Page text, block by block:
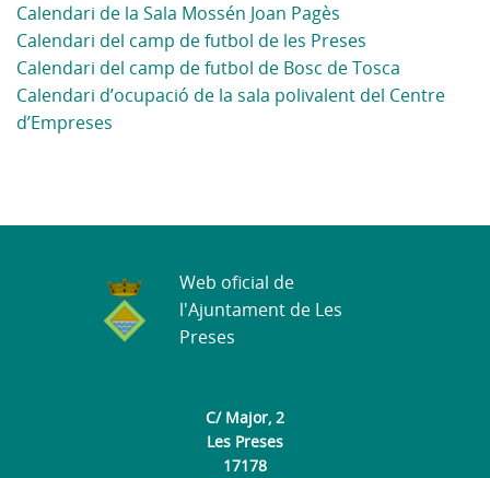
Calendari de la Sala Mossén Joan Pagès
Calendari del camp de futbol de les Preses
Calendari del camp de futbol de Bosc de Tosca
Calendari d’ocupació de la sala polivalent del Centre
d’Empreses
C/ Major, 2
Les Preses
17178
Web oficial de
l'Ajuntament de Les
Preses